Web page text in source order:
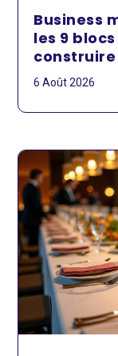
Business
les 9
construire
6 Août 2026